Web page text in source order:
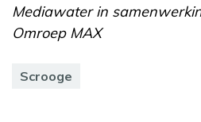
Mediawater in
Omroep MAX
Scrooge